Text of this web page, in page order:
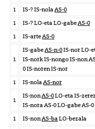
1
IS-? IS-nolaAS-0
1
IS-? LO-eta LO-gabeAS-0
1
IS-arteAS-0
1
IS-gabeAS-n-0IS-nor LO-
IS-nork IS-nongo IS-non
0 IS-noren IS-nor
1
IS-nolaAS-nor
1
IS-nonAS-0LO-eta IS-
IS-nora AS-0 LO-gabe AS-0
1
IS-nonAS-baLO-bezala